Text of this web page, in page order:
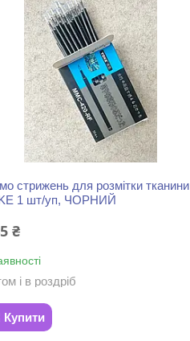
стрижень для розмітки тканини
1 шт/уп, ЧОРНИЙ
₴
і в роздріб
Купити